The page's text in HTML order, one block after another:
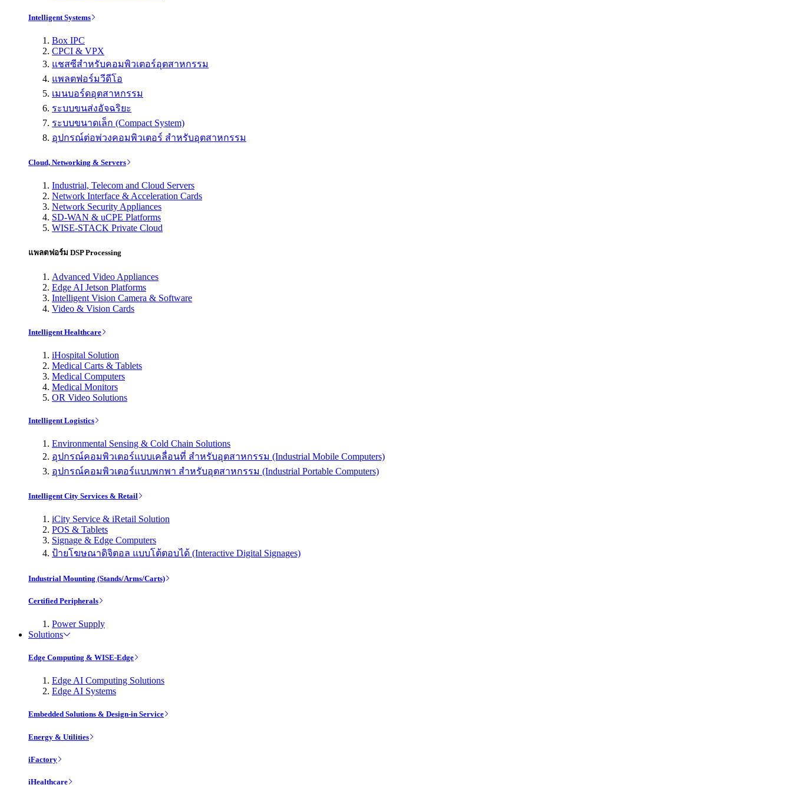
Intelligent Systems
Box IPC
CPCI & VPX
แชสซีสำหรับคอมพิวเตอร์อุตสาหกรรม
แพลตฟอร์มวีดีโอ
เมนบอร์ดอุตสาหกรรม
ระบบขนส่งอัจฉริยะ
ระบบขนาดเล็ก (Compact System)
อุปกรณ์ต่อพ่วงคอมพิวเตอร์ สำหรับอุตสาหกรรม
Cloud, Networking & Servers
Industrial, Telecom and Cloud Servers
Network Interface & Acceleration Cards
Network Security Appliances
SD-WAN & uCPE Platforms
WISE-STACK Private Cloud
แพลตฟอร์ม DSP Processing
Advanced Video Appliances
Edge AI Jetson Platforms
Intelligent Vision Camera & Software
Video & Vision Cards
Intelligent Healthcare
iHospital Solution
Medical Carts & Tablets
Medical Computers
Medical Monitors
OR Video Solutions
Intelligent Logistics
Environmental Sensing & Cold Chain Solutions
อุปกรณ์คอมพิวเตอร์แบบเคลื่อนที่ สำหรับอุตสาหกรรม (Industrial Mobile Computers)
อุปกรณ์คอมพิวเตอร์แบบพกพา สำหรับอุตสาหกรรม (Industrial Portable Computers)
Intelligent City Services & Retail
iCity Service & iRetail Solution
POS & Tablets
Signage & Edge Computers
ป้ายโฆษณาดิจิตอล แบบโต้ตอบได้ (Interactive Digital Signages)
Industrial Mounting (Stands/Arms/Carts)
Certified Peripherals
Power Supply
Solutions
Edge Computing & WISE-Edge
Edge AI Computing Solutions
Edge AI Systems
Embedded Solutions & Design-in Service
Energy & Utilities
iFactory
iHealthcare